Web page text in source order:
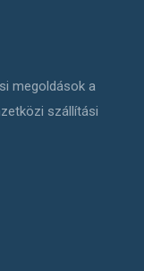
megoldások a
szállítási